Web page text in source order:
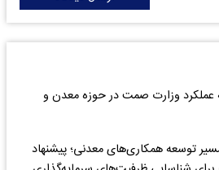
پرچالش ۱۴۰۴ به عملکرد وزارت صمت در حوزه معدن و
توسعه همکاری‌های معدنی؛ پیشنهاد